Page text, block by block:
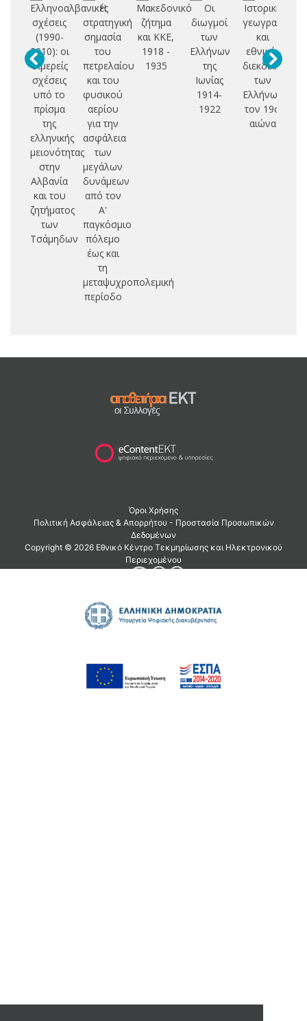
Ελληνοαλβανικές
σχέσεις
(1990-
2010): οι
διμερείς
σχέσεις
υπό το
πρίσμα
της
ελληνικής
μειονότητας
στην
Αλβανία
και του
ζητήματος
των
Τσάμηδων
Η
στρατηγική
σημασία
του
πετρελαίου
και του
φυσικού
αερίου
για την
ασφάλεια
των
μεγάλων
δυνάμεων
από τον
Α'
παγκόσμιο
πόλεμο
έως και
τη
μεταψυχροπολεμική
περίοδο
Μακεδονικό
ζήτημα
και ΚΚΕ,
1918 -
1935
Οι
διωγμοί
των
Ελλήνων
της
Ιωνίας
1914-
1922
Ιστορική
γεωγραφία
και
εθνικές
διεκδικήσεις
των
Ελλήνων
τον 19ο
αιώνα